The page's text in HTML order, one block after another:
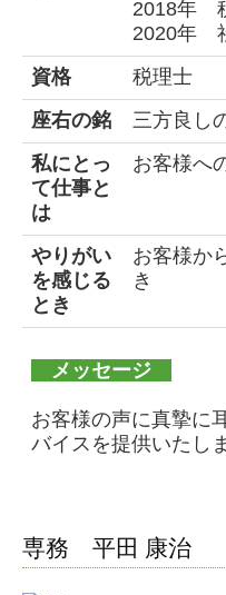
2018年
2020年
資格
税理士
座右の銘
三方良し
私にとっ
て仕事と
は
お客様へ
やりがい
を感じる
とき
お客様か
き
メッセージ
お客様の声に真摯に
バイスを提供いたし
専務 平田 康治